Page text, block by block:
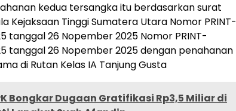
kedua tersangka itu berdasarkan surat
Kejaksaan Tinggi Sumatera Utara Nomor PRINT-
tanggal 26 Nopember 2025 Nomor PRINT-
tanggal 26 Nopember 2025 dengan penahanan
di Rutan Kelas IA Tanjung Gusta
Bongkar Dugaan Gratifikasi Rp3,5 Miliar di